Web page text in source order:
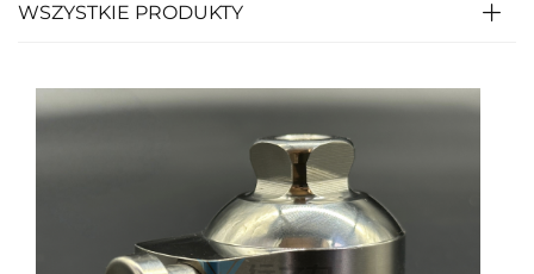
WSZYSTKIE PRODUKTY